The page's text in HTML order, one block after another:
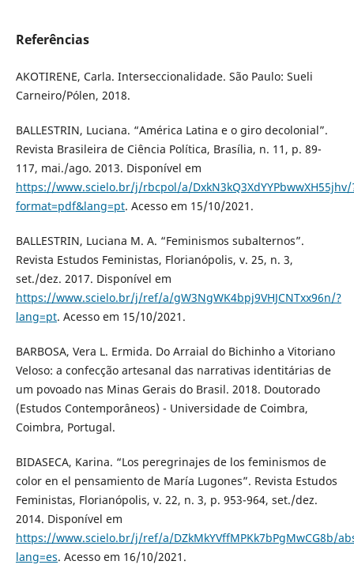
Referências
AKOTIRENE, Carla. Interseccionalidade. São Paulo: Sueli
Carneiro/Pólen, 2018.
BALLESTRIN, Luciana. “América Latina e o giro decolonial”.
Revista Brasileira de Ciência Política, Brasília, n. 11, p. 89-
117, mai./ago. 2013. Disponível em
https://www.scielo.br/j/rbcpol/a/DxkN3kQ3XdYYPbwwXH55jhv/
format=pdf&lang=pt. Acesso em 15/10/2021.
BALLESTRIN, Luciana M. A. “Feminismos subalternos”.
Revista Estudos Feministas, Florianópolis, v. 25, n. 3,
set./dez. 2017. Disponível em
https://www.scielo.br/j/ref/a/gW3NgWK4bpj9VHJCNTxx96n/?
lang=pt. Acesso em 15/10/2021.
BARBOSA, Vera L. Ermida. Do Arraial do Bichinho a Vitoriano
Veloso: a confecção artesanal das narrativas identitárias de
um povoado nas Minas Gerais do Brasil. 2018. Doutorado
(Estudos Contemporâneos) - Universidade de Coimbra,
Coimbra, Portugal.
BIDASECA, Karina. “Los peregrinajes de los feminismos de
color en el pensamiento de María Lugones”. Revista Estudos
Feministas, Florianópolis, v. 22, n. 3, p. 953-964, set./dez.
2014. Disponível em
https://www.scielo.br/j/ref/a/DZkMkYVffMPKk7bPgMwCG8b/
lang=es. Acesso em 16/10/2021.